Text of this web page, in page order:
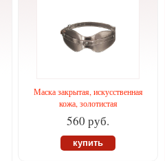
Маска закрытая, искусственная
кожа, золотистая
560 руб.
купить